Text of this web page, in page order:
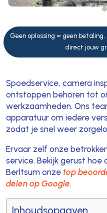
Geen oplossing = geen
direct jouw
Spoedservice, camera
ontstoppen behoren tot
werkzaamheden. Ons
apparatuur om iedere
zodat je snel weer
Ervaar zelf onze
service. Bekijk gerust hoe
Berltsum onze top
delen op Google.